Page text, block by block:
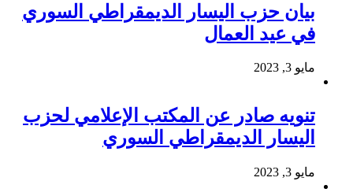
بيان حزب اليسار الديمقراطي السوري
في عيد العمال
مايو 3, 2023
تنويه صادر عن المكتب الإعلامي لحزب
اليسار الديمقراطي السوري
مايو 3, 2023